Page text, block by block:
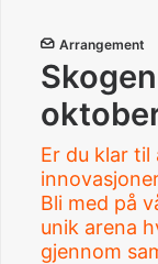
Arrangement
Er du klar til
Bli med på
unik arena
gjennom